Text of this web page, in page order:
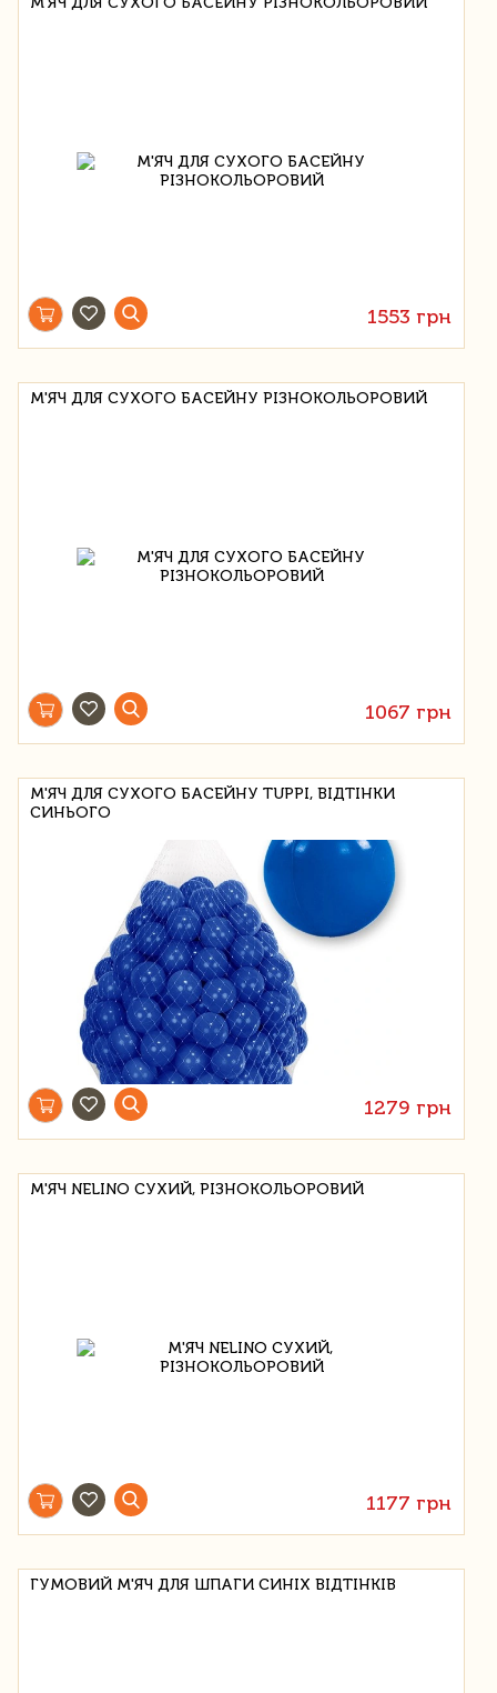
1553 грн
М'ЯЧ ДЛЯ СУХОГО БАСЕЙНУ РІЗНОКОЛЬОРОВИЙ
1067 грн
М'ЯЧ ДЛЯ СУХОГО БАСЕЙНУ TUPPI, ВІДТІНКИ
СИНЬОГО
1279 грн
М'ЯЧ NELINO СУХИЙ, РІЗНОКОЛЬОРОВИЙ
1177 грн
ГУМОВИЙ М'ЯЧ ДЛЯ ШПАГИ СИНІХ ВІДТІНКІВ